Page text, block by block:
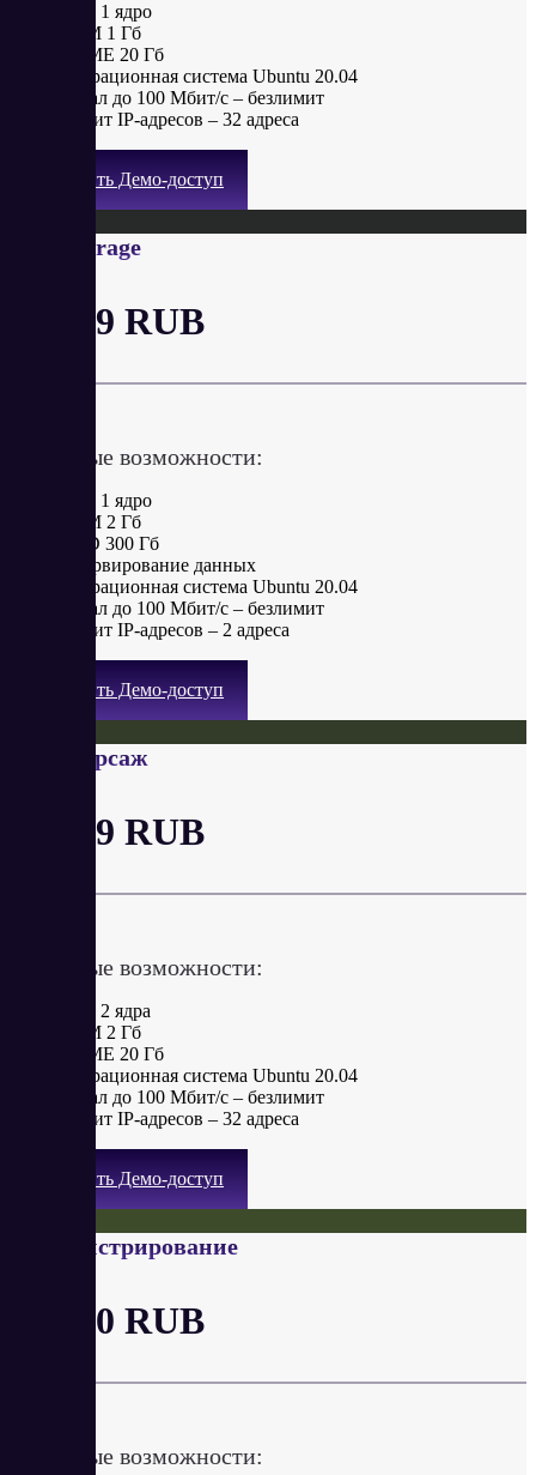
CPU 1 ядро
RAM 1 Гб
NVME 20 Гб
Операционная система Ubuntu 20.04
Канал до 100 Мбит/с – безлимит
Лимит IP-адресов – 32 адреса
Получить Демо-доступ
VDS Storage
от 649 RUB
Ключевые возможности:
CPU 1 ядро
RAM 2 Гб
HDD 300 Гб
Резервирование данных
Операционная система Ubuntu 20.04
Канал до 100 Мбит/с – безлимит
Лимит IP-адресов – 2 адреса
Получить Демо-доступ
VDS Форсаж
от 689 RUB
Ключевые возможности:
CPU 2 ядра
RAM 2 Гб
NVME 20 Гб
Операционная система Ubuntu 20.04
Канал до 100 Мбит/с – безлимит
Лимит IP-адресов – 32 адреса
Получить Демо-доступ
Администрирование
от 750 RUB
Ключевые возможности: